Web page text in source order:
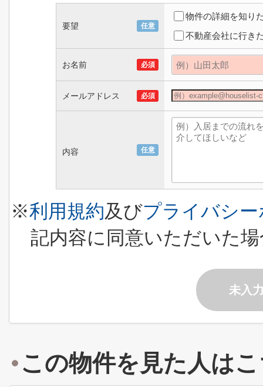
要望 任意
物件の詳細を知り
不動産会社に行き
お名前 必須
メールアドレス 必須
内容 任意
※利用規約及びプライバシ
記内容に同意いただいた
未入
この物件を見た人は